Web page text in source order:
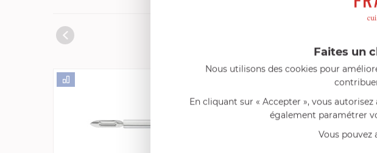
Faites un
Nous utilisons des cookies pour
En cliquant sur « Accepter », vous
également paramétrer
Vous pouvez